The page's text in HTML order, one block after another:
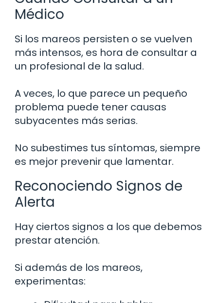
Médico
Si los mareos persisten o se vuelven
más intensos, es hora de consultar a
un profesional de la salud.
A veces, lo que parece un pequeño
problema puede tener causas
subyacentes más serias.
No subestimes tus síntomas, siempre
es mejor prevenir que lamentar.
Reconociendo Signos de
Alerta
Hay ciertos signos a los que debemos
prestar atención.
Si además de los mareos,
experimentas: